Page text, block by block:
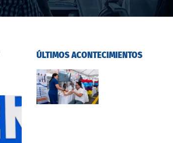
ÚLTIMOS ACONTECIMIENTOS